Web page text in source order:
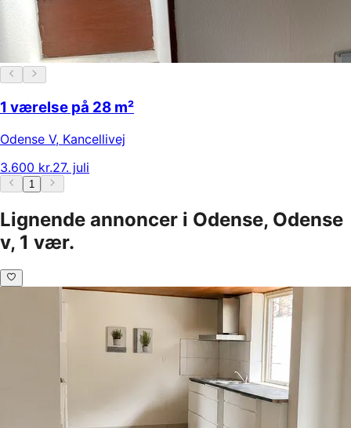
1 værelse på 28 m²
Odense V, Kancellivej
3.600 kr.27. juli
1
Lignende annoncer i Odense, Odense
v, 1 vær.